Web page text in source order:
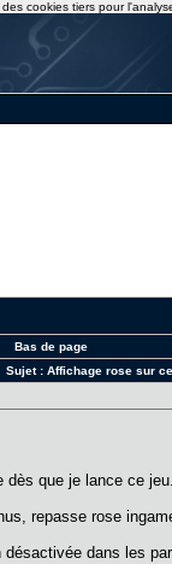
Bas de page
Sujet : Affichage rose sur
dès que je lance ce jeu.
repasse rose
dans les
cookies tiers pour